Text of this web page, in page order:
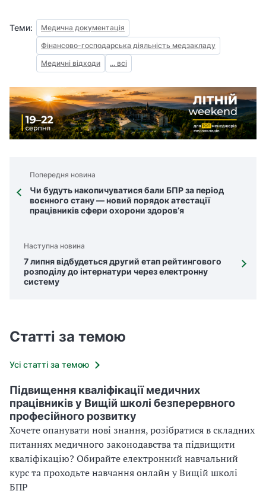
Теми:
Медична документація
Фінансово-господарська діяльність медзакладу
Медичні відходи
... всі
Попередня новина
Чи будуть накопичуватися бали БПР за період
воєнного стану — новий порядок атестації
працівників сфери охорони здоров’я
Наступна новина
7 липня відбудеться другий етап рейтингового
розподілу до інтернатури через електронну
систему
Статті за темою
Усі статті за темою
Підвищення кваліфікації медичних
працівників у Вищій школі безперервного
професійного розвитку
Хочете опанувати нові знання, розібратися в складних
питаннях медичного законодавства та підвищити
кваліфікацію? Обирайте електронний навчальний
курс та проходьте навчання онлайн у Вищій школі
БПР